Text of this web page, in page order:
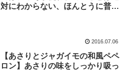
対にわからない、ほんとうに普通
2016.07.06
【あさりとジャガイモの和風ペペ
ロン】あさりの味をしっかり吸っ